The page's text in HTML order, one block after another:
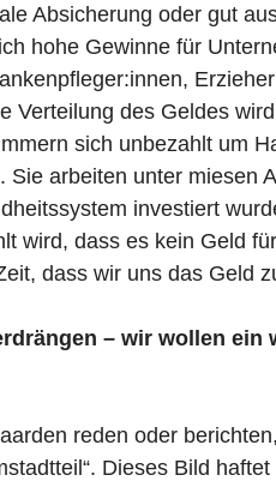
Absicherung oder gut
hohe Gewinne für
Verteilung des Geldes
sich unbezahlt um
arbeiten unter miesen
investiert
wird, dass es kein Geld
dass wir uns das Geld
– wir wollen ein
reden oder
Dieses Bild